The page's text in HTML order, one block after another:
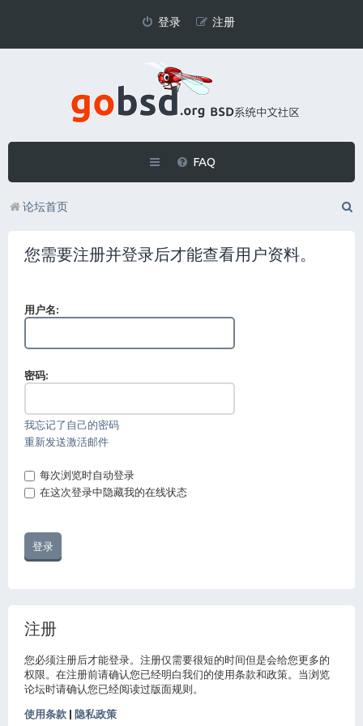
登录 注册
FAQ
论坛首页
您需要注册并登录后才能查看用户资料。
用户名:
密码:
我忘记了自己的密码
重新发送激活邮件
每次浏览时自动登录
在这次登录中隐藏我的在线状态
注册
您必须注册后才能登录。注册仅需要很短的时间但是会给您更多的
权限。在注册前请确认您已经明白我们的使用条款和政策。当浏览
论坛时请确认您已经阅读过版面规则。
使用条款 隐私政策